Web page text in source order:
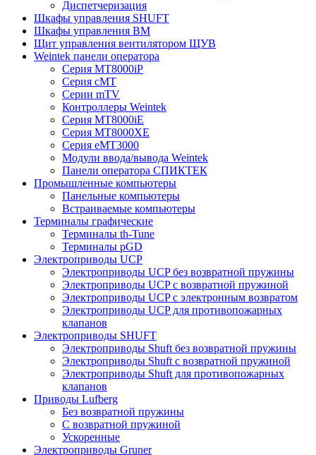
Диспетчеризация
Шкафы управления SHUFT
Шкафы управления BM
Щит управления вентилятором ЩУВ
Weintek панели оператора
Серия MT8000iP
Серия cMT
Серии mTV
Контроллеры Weintek
Серия MT8000iE
Серия MT8000XE
Серия eMT3000
Модули ввода/вывода Weintek
Панели оператора СПИКТЕК
Промышленные компьютеры
Панельные компьютеры
Встраиваемые компьютеры
Терминалы графические
Терминалы th-Tune
Терминалы pGD
Электроприводы UCP
Электроприводы UCP без возвратной пружины
Электроприводы UCP с возвратной пружиной
Электроприводы UCP с электронным возвратом
Электроприводы UCP для противопожарных
клапанов
Электроприводы SHUFT
Электроприводы Shuft без возвратной пружины
Электроприводы Shuft с возвратной пружиной
Электроприводы Shuft для противопожарных
клапанов
Приводы Lufberg
Без возвратной пружины
С возвратной пружиной
Ускоренные
Электроприводы Gruner